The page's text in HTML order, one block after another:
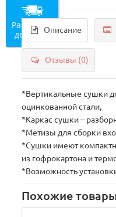
Описание
Отзывы (0)
*Вертикальные сушки
оцинкованной стали,
*Каркас сушки –
*Метизы для сборки
*Сушки имеют
из гофрокартона и
*Возможность
Похожие
Рассчитать
доставку